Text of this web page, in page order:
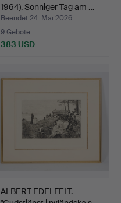
1964). Sonniger Tag am …
Beendet 24. Mai 2026
9 Gebote
383 USD
ALBERT EDELFELT.